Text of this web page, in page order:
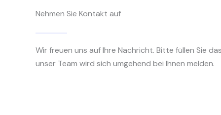
Nehmen Sie Kontakt auf
Wir freuen uns auf Ihre Nachricht. Bitte füllen Sie
unser Team wird sich umgehend bei Ihnen melden.